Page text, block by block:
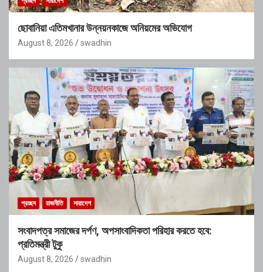
ছোবানিয়া এতিমখানার উন্নয়নকাজে অনিয়মের অভিযোগ
August 8, 2026 swadhin
প্রচ্ছদ রাজনীতি সারাদেশ
সংবাদপত্র সমাজের দর্পণ, অপসাংবাদিকতা পরিহার করতে হবে:
প্রতিমন্ত্রী টুকু
August 8, 2026 swadhin